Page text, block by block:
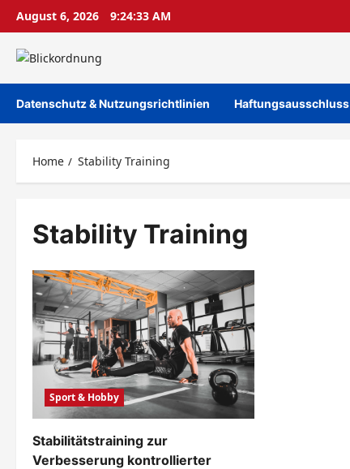
Skip
content
August 6, 2026 9:24:33 AM
Datenschutz & Nutzungsrichtlinien Haftungsausschluss
Home Stability Training
Stability Training
Sport & Hobby
Stabilitätstraining zur
Verbesserung kontrollierter